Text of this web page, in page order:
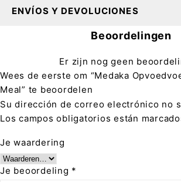
ENVÍOS Y DEVOLUCIONES
Beoordelingen
Er zijn nog geen
Wees de eerste om “Medaka
Meal” te beoordelen
Su dirección de correo electrónico no
Los campos obligatorios están
Je waardering
Je beoordeling *